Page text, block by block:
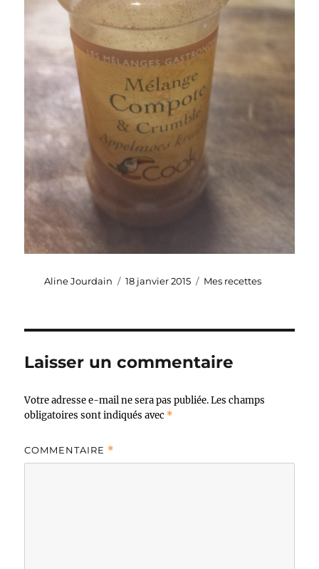
Auteur
Aline Jourdain
Publié
18 janvier 2015 Catégories
Mes recettes
Laisser un commentaire
Votre adresse e-mail ne sera pas publiée. Les champs
obligatoires sont indiqués avec *
COMMENTAIRE *